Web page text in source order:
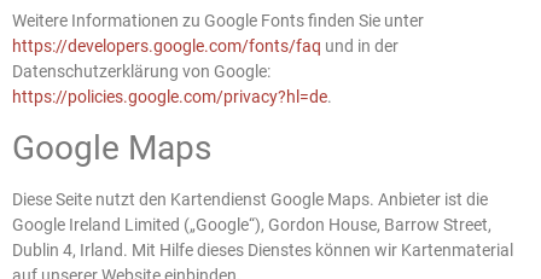
Weitere Informationen zu Google Fonts finden Sie unter
https://developers.google.com/fonts/faq und in der
Datenschutzerklärung von Google:
https://policies.google.com/privacy?hl=de.
Google Maps
Diese Seite nutzt den Kartendienst Google Maps. Anbieter ist die
Google Ireland Limited („Google“), Gordon House, Barrow Street,
Dublin 4, Irland. Mit Hilfe dieses Dienstes können wir Kartenmaterial